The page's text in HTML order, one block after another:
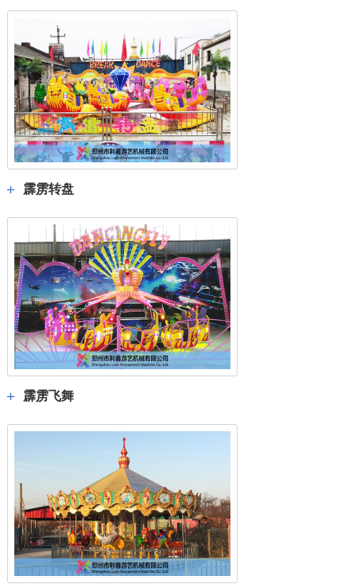
霹雳转盘
霹雳飞舞